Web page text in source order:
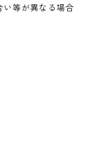
い等が異なる場合